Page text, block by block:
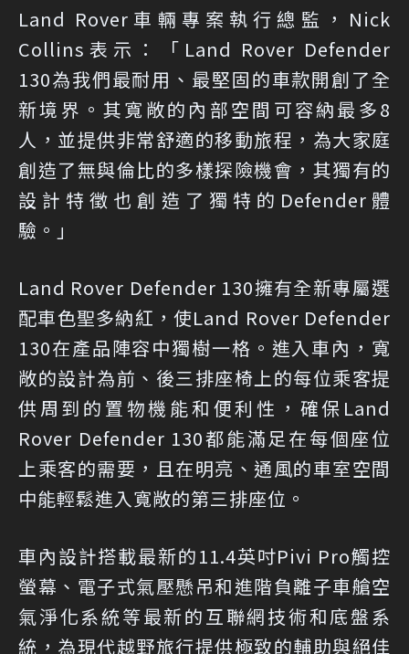
Land Rover車輛專案執行總監，Nick
Collins表示：「Land Rover Defender
130為我們最耐用、最堅固的車款開創了全
新境界。其寬敞的內部空間可容納最多8
人，並提供非常舒適的移動旅程，為大家庭
創造了無與倫比的多樣探險機會，其獨有的
設計特徵也創造了獨特的Defender體
驗。」
Land Rover Defender 130擁有全新專屬選
配車色聖多納紅，使Land Rover Defender
130在產品陣容中獨樹一格。進入車內，寬
敞的設計為前、後三排座椅上的每位乘客提
供周到的置物機能和便利性，確保Land
Rover Defender 130都能滿足在每個座位
上乘客的需要，且在明亮、通風的車室空間
中能輕鬆進入寬敞的第三排座位。
車內設計搭載最新的11.4英吋Pivi Pro觸控
螢幕、電子式氣壓懸吊和進階負離子車艙空
氣淨化系統等最新的互聯網技術和底盤系
統，為現代越野旅行提供極致的輔助與絕佳